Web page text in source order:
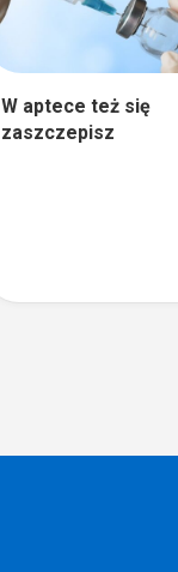
W aptece też się
zaszczepisz